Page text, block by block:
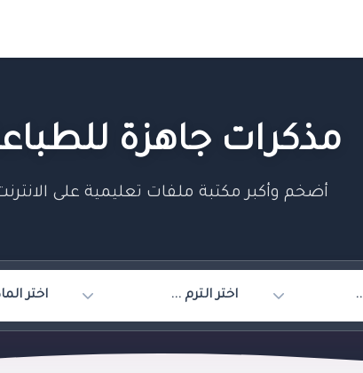
مذكرات جاهزة
أضخم وأكبر مكتبة ملفات تعليمية على